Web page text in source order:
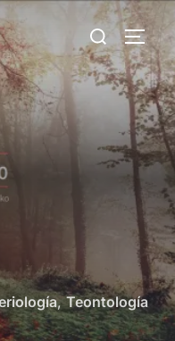
Search
for:
,Teontología